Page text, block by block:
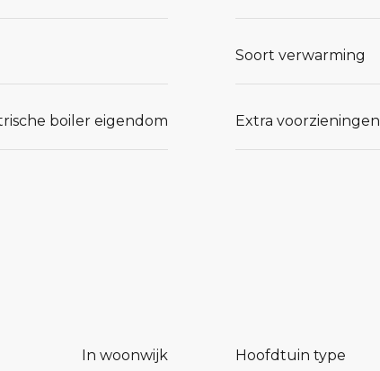
Soort verwarming
boiler eigendom Extra voorzieningen
In woonwijk Hoofdtuin type